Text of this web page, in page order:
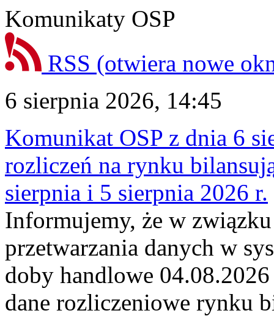
Komunikaty OSP
RSS (otwiera nowe
6 sierpnia 2026, 14:45
Komunikat OSP z dnia 6
rozliczeń na rynku
sierpnia i 5 sierpnia 2026 r.
Informujemy, że w
przetwarzania danych w
doby handlowe
dane rozliczeniowe rynku